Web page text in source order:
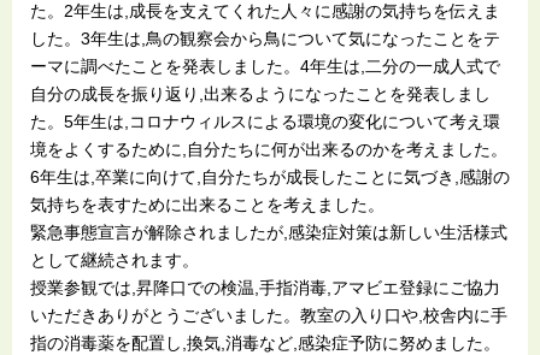
た。2年生は,成長を支えてくれた人々に感謝の気持ちを伝えま
した。3年生は,鳥の観察会から鳥について気になったことをテ
ーマに調べたことを発表しました。4年生は,二分の一成人式で
自分の成長を振り返り,出来るようになったことを発表しまし
た。5年生は,コロナウィルスによる環境の変化について考え環
境をよくするために,自分たちに何が出来るのかを考えました。
6年生は,卒業に向けて,自分たちが成長したことに気づき,感謝の
気持ちを表すために出来ることを考えました。
緊急事態宣言が解除されましたが,感染症対策は新しい生活様式
として継続されます。
授業参観では,昇降口での検温,手指消毒,アマビエ登録にご協力
いただきありがとうございました。教室の入り口や,校舎内に手
指の消毒薬を配置し,換気,消毒など,感染症予防に努めました。